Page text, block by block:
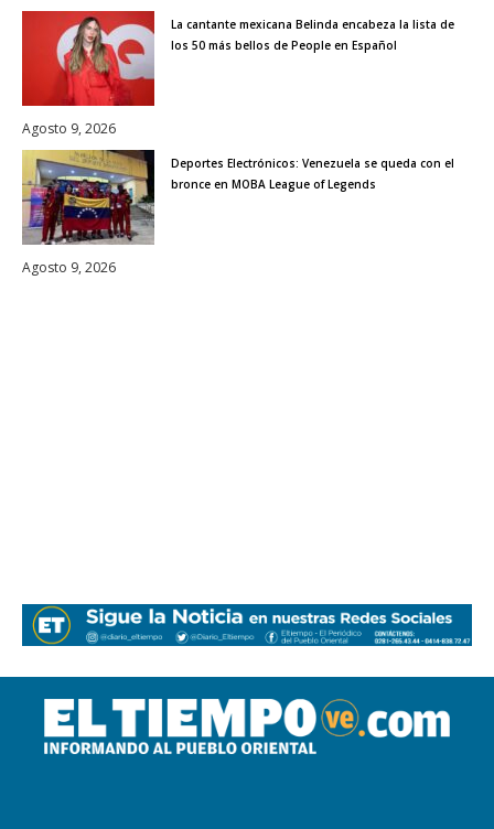
La cantante mexicana Belinda encabeza la lista de
los 50 más bellos de People en Español
Agosto 9, 2026
Deportes Electrónicos: Venezuela se queda con el
bronce en MOBA League of Legends
Agosto 9, 2026